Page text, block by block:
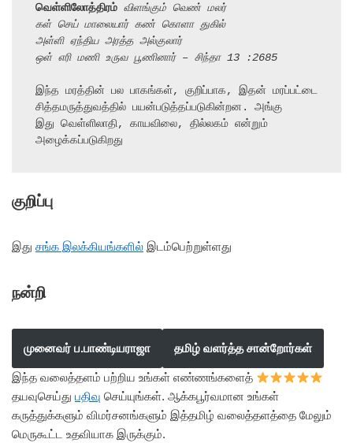
வெள்ளிலோத்திரம் விளங்கும் வெண் மலர்
கள் செய் மாலையார் கண் கொளா துகில்
அள்ளி ஏந்திய அரத்த அல்குலார்
ஒள் எரி மணி உருவ பூணினார் – சிந்தா 13 :2685
இந்த மரத்தின் பல பாகங்கள், குறிப்பாக, இதன் மரப்பட்டை
சித்தமருத்துவத்தில் பயன்படுத்தப்படுகின்றன. அங்கு
இது வெள்ளிலாதி, காயவிலை, தில்லகம் என்றும்
அழைக்கப்படுகிறது
குறிப்பு
இது சங்க இலக்கியங்களில் இடம்பெற்றுள்ளது
நன்றி
முனைவர் ப.பாண்டியராஜா தமிழ் வளர்த்த சான்றோர்கள்
இந்த வலைத்தளம் பற்றிய உங்கள் எண்ணங்களைத்
தயவுசெய்து பதிவு செய்யுங்கள். ஆக்கபூர்வமான உங்கள்
கருத்துக்களும் விமர்சனங்களும் இத்தமிழ் வலைத்தளத்தை மேலும்
மெருகூட்ட உதவியாக இருக்கும்.